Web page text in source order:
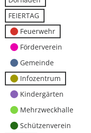
FEIERTAG
Feuerwehr
Förderverein
Gemeinde
Infozentrum
Kindergärten
Mehrzweckhalle
Schützenverein